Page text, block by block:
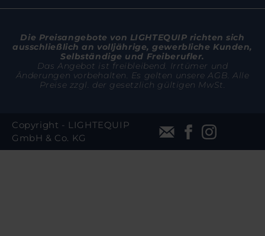
Die Preisangebote von LIGHTEQUIP richten sich
ausschließlich an volljährige, gewerbliche Kunden,
Selbständige und Freiberufler.
Das Angebot ist freibleibend. Irrtümer und
Änderungen vorbehalten. Es gelten unsere AGB. Alle
Preise zzgl. der gesetzlich gültigen MwSt.
Copyright - LIGHTEQUIP
GmbH & Co. KG